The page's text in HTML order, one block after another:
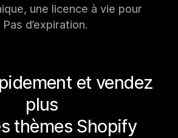
une licence à vie pour
d’expiration.
et vendez
plus
thèmes Shopify